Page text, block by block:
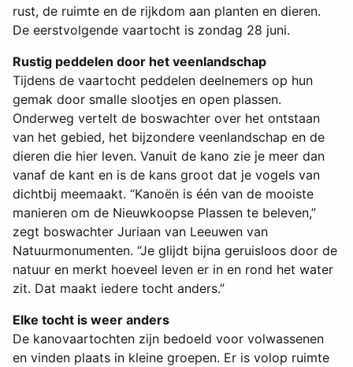
rust, de ruimte en de rijkdom aan planten en dieren.
De eerstvolgende vaartocht is zondag 28 juni.
Rustig peddelen door het veenlandschap
Tijdens de vaartocht peddelen deelnemers op hun
gemak door smalle slootjes en open plassen.
Onderweg vertelt de boswachter over het ontstaan
van het gebied, het bijzondere veenlandschap en de
dieren die hier leven. Vanuit de kano zie je meer dan
vanaf de kant en is de kans groot dat je vogels van
dichtbij meemaakt. “Kanoën is één van de mooiste
manieren om de Nieuwkoopse Plassen te beleven,”
zegt boswachter Juriaan van Leeuwen van
Natuurmonumenten. “Je glijdt bijna geruisloos door de
natuur en merkt hoeveel leven er in en rond het water
zit. Dat maakt iedere tocht anders.”
Elke tocht is weer anders
De kanovaartochten zijn bedoeld voor volwassenen
en vinden plaats in kleine groepen. Er is volop ruimte